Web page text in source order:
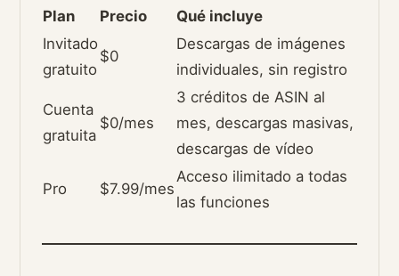
Plan Precio
Qué incluye
Invitado
gratuito
$0
Descargas de imágenes
individuales, sin registro
Cuenta
gratuita
$0/mes
3 créditos de ASIN al
mes, descargas masivas,
descargas de vídeo
Pro $7.99/mes
Acceso ilimitado a todas
las funciones